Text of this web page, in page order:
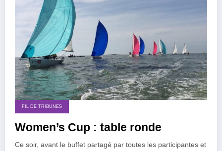
FIL DE TRIBUNES
Women’s Cup : table ronde
Ce soir, avant le buffet partagé par toutes les participantes et